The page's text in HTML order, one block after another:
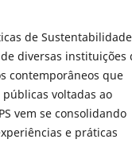
de
diversas instituições
contemporâneos que
voltadas ao
vem se consolidando
e práticas